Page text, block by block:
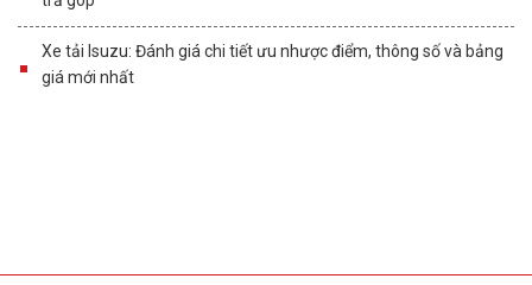
Xe tải Isuzu: Đánh giá chi tiết ưu nhược điểm, thông số và bảng
giá mới nhất